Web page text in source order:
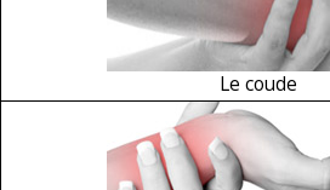
Le coude